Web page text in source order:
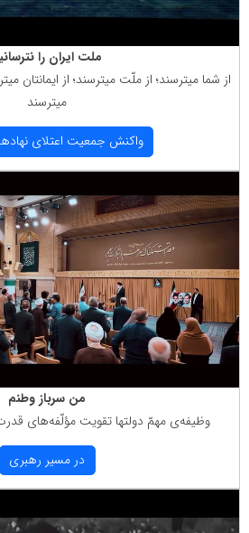
ملت ایران را
از شما میترسند؛ از ملّت میترسند؛ از ایمانتان
میترسند
واكنش جمعیت اعتلای
من سرباز وطنم
وظیفه‌ی مهمّ دولتها تقویت مؤلّفه‌های
در مسیر رهبری